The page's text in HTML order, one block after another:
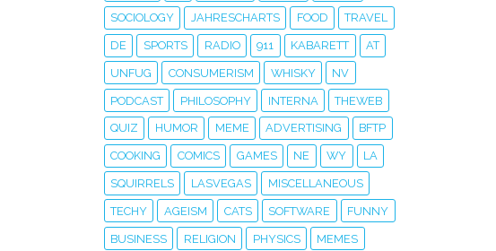
SOCIOLOGY JAHRESCHARTS FOOD TRAVEL
DE SPORTS RADIO 911 KABARETT AT
UNFUG CONSUMERISM WHISKY NV
PODCAST PHILOSOPHY INTERNA THEWEB
QUIZ HUMOR MEME ADVERTISING BFTP
COOKING COMICS GAMES NE WY LA
SQUIRRELS LASVEGAS MISCELLANEOUS
TECHY AGEISM CATS SOFTWARE FUNNY
BUSINESS RELIGION PHYSICS MEMES